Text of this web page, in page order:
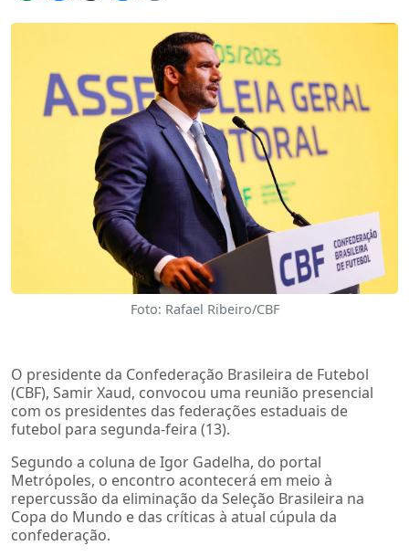
Foto: Rafael Ribeiro/CBF
O presidente da Confederação Brasileira de Futebol
(CBF), Samir Xaud, convocou uma reunião presencial
com os presidentes das federações estaduais de
futebol para segunda-feira (13).
Segundo a coluna de Igor Gadelha, do portal
Metrópoles, o encontro acontecerá em meio à
repercussão da eliminação da Seleção Brasileira na
Copa do Mundo e das críticas à atual cúpula da
confederação.